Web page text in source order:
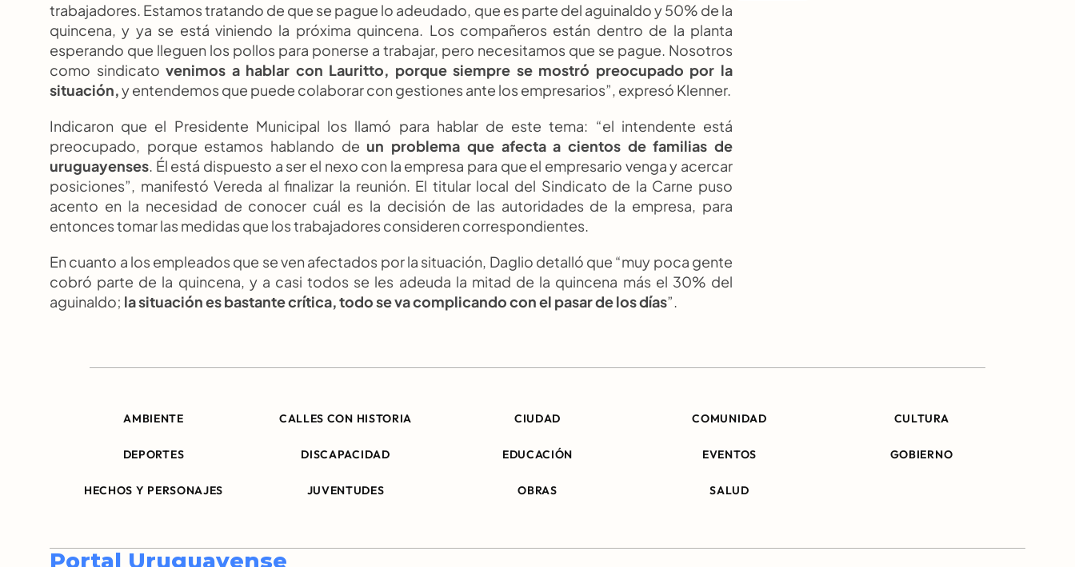
trabajadores. Estamos tratando de que se pague lo adeudado, que es parte del aguinaldo y 50% de la
quincena, y ya se está viniendo la próxima quincena. Los compañeros están dentro de la planta
esperando que lleguen los pollos para ponerse a trabajar, pero necesitamos que se pague. Nosotros
como sindicato venimos a hablar con Lauritto, porque siempre se mostró preocupado por la
situación, y entendemos que puede colaborar con gestiones ante los empresarios”, expresó Klenner.
Indicaron que el Presidente Municipal los llamó para hablar de este tema: “el intendente está
preocupado, porque estamos hablando de un problema que afecta a cientos de familias de
uruguayenses. Él está dispuesto a ser el nexo con la empresa para que el empresario venga y acercar
posiciones”, manifestó Vereda al finalizar la reunión. El titular local del Sindicato de la Carne puso
acento en la necesidad de conocer cuál es la decisión de las autoridades de la empresa, para
entonces tomar las medidas que los trabajadores consideren correspondientes.
En cuanto a los empleados que se ven afectados por la situación, Daglio detalló que “muy poca gente
cobró parte de la quincena, y a casi todos se les adeuda la mitad de la quincena más el 30% del
aguinaldo; la situación es bastante crítica, todo se va complicando con el pasar de los días”.
AMBIENTE CALLES CON HISTORIA CIUDAD COMUNIDAD CULTURA
DEPORTES DISCAPACIDAD EDUCACIÓN EVENTOS GOBIERNO
HECHOS Y PERSONAJES JUVENTUDES OBRAS SALUD
Portal Uruguayense